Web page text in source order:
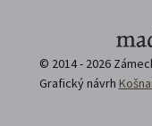
© 2014 - 2026
Grafický návrh